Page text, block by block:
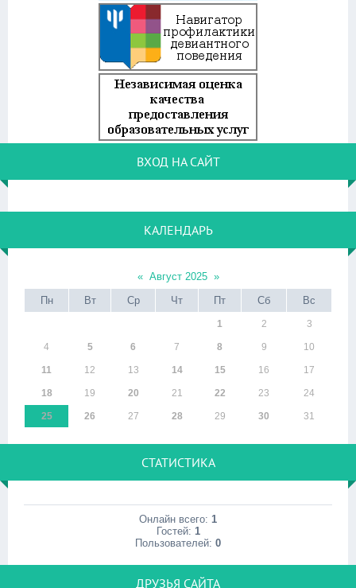
ВХОД НА САЙТ
КАЛЕНДАРЬ
« Август 2025 »
Пн
Вт Ср Чт Пт Сб Вс
1 2 3
4 5 6 7 8 9 10
11 12 13 14 15 16 17
18 19 20 21 22 23 24
25 26 27 28 29 30 31
СТАТИСТИКА
Онлайн всего: 1
Гостей: 1
Пользователей: 0
ДРУЗЬЯ САЙТА